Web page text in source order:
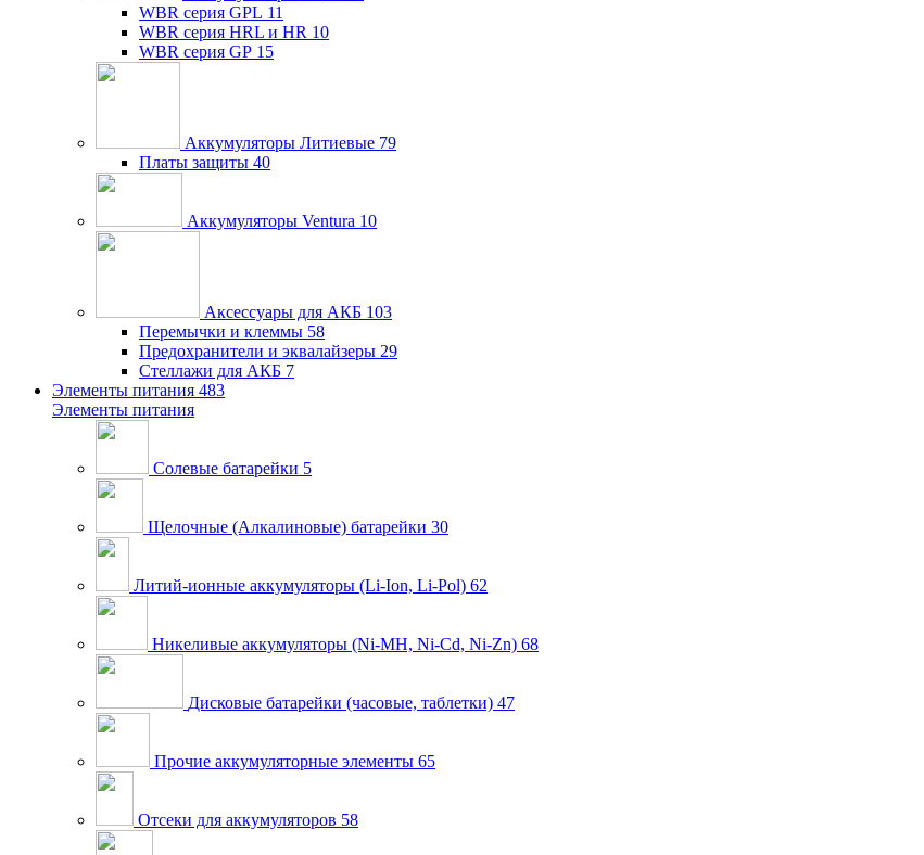
WBR серия GPL 11
WBR серия HRL и HR 10
WBR серия GP 15
Аккумуляторы Литиевые 79
Платы защиты 40
Аккумуляторы Ventura 10
Аксессуары для АКБ 103
Перемычки и клеммы 58
Предохранители и эквалайзеры 29
Стеллажи для АКБ 7
Элементы питания 483
Элементы питания
Солевые батарейки 5
Щелочные (Алкалиновые) батарейки 30
Литий-ионные аккумуляторы (Li-Ion, Li-Pol) 62
Никеливые аккумуляторы (Ni-MH, Ni-Cd, Ni-Zn) 68
Дисковые батарейки (часовые, таблетки) 47
Прочие аккумуляторные элементы 65
Отсеки для аккумуляторов 58